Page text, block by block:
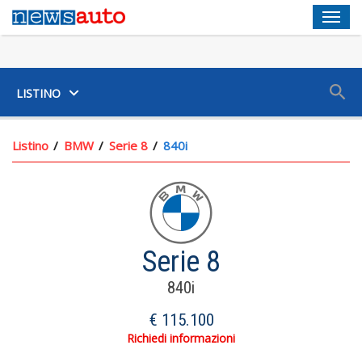
LISTINO
Listino BMW Serie 8 840i
Serie 8
840i
€ 115.100
Richiedi informazioni
Chiusura Centralizzata Scheda
Climatizzatore Con Controlli Posteriori Climatizzatore A
Comandi Ventilazione Secondari Sedile Pass. E Posteriore
Sistema Di Ventilazione Con Filtro Carboni Attivi E Filtro Al
Plasma Comandi Touch Screen E Riscaldatore Motore